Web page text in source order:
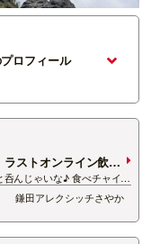
ロフィール
ラストオンライン飲み
んじゃいな♪ 食べチャイナ
…そう！！ふなぐちの
じまった、「オンライン」
つまみ写真などをアップし
鎌田アレクシッチさやか